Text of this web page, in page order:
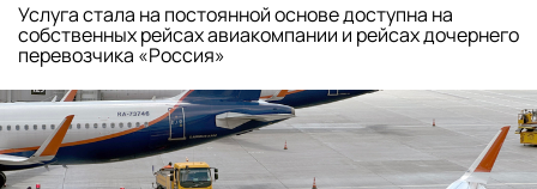
Услуга стала на постоянной основе доступна на
собственных рейсах авиакомпании и рейсах дочернего
перевозчика «Россия»